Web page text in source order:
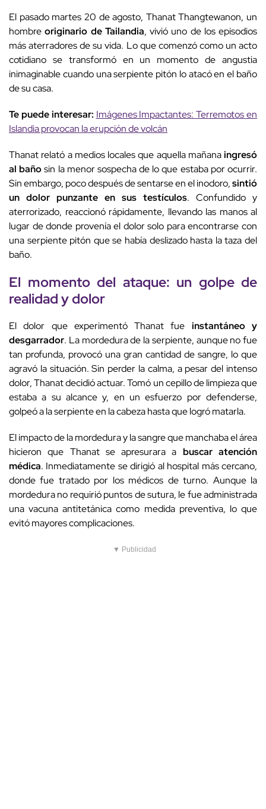
El pasado martes 20 de agosto, Thanat Thangtewanon, un
hombreoriginario de Tailandia, vivió uno de los episodios
más aterradores de su vida. Lo que comenzó como un acto
cotidiano se transformó en un momento de angustia
inimaginable cuando una serpiente pitón lo atacó en el baño
de su casa.
Te puede interesar: Imágenes Impactantes: Terremotos en
Islandia provocan la erupción de volcán
Thanat relató a medios locales que aquella mañanaingresó
al bañosin la menor sospecha de lo que estaba por ocurrir.
Sin embargo, poco después de sentarse en el inodoro,sintió
un dolor punzante en sus testículos. Confundido y
aterrorizado, reaccionó rápidamente, llevando las manos al
lugar de donde provenía el dolor solo para encontrarse con
una serpiente pitón que se había deslizado hasta la taza del
baño.
El momento del ataque: un golpe de
realidad y dolor
El dolor que experimentó Thanat fue instantáneo y
desgarrador. La mordedura de la serpiente, aunque no fue
tan profunda, provocó una gran cantidad de sangre, lo que
agravó la situación. Sin perder la calma, a pesar del intenso
dolor, Thanat decidió actuar. Tomó un cepillo de limpieza que
estaba a su alcance y, en un esfuerzo por defenderse,
golpeó a la serpiente en la cabeza hasta que logró matarla.
El impacto de la mordedura y la sangre que manchaba el área
hicieron que Thanat se apresurara a buscar atención
médica. Inmediatamente se dirigió al hospital más cercano,
donde fue tratado por los médicos de turno. Aunque la
mordedura no requirió puntos de sutura, le fue administrada
una vacuna antitetánica como medida preventiva, lo que
evitó mayores complicaciones.
▼ Publicidad